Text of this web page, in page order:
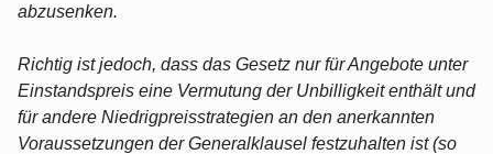
abzusenken.
Richtig ist jedoch, dass das Gesetz nur für Angebote unter
Einstandspreis eine Vermutung der Unbilligkeit enthält und
für andere Niedrigpreisstrategien an den anerkannten
Voraussetzungen der Generalklausel festzuhalten ist (so